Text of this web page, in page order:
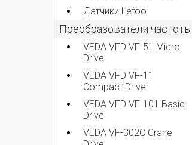
Датчики Lefoo
Преобразователи частоты
VEDA VFD VF-51 Micro
Drive
VEDA VFD VF-11
Compact Drive
VEDA VFD VF-101 Basic
Drive
VEDA VF-302C Crane